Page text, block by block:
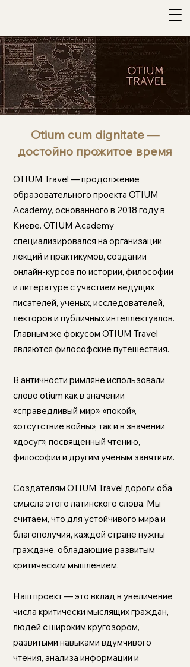
Otium cum dignitate —
достойно прожитое время
OTIUM Travel —продолжение
образовательного проекта OTIUM
Academy, основанного в 2018 году в
Киеве. OTIUM Academy
специализировался на организации
лекций и практикумов, создании
онлайн-курсов по истории, философии
и литературе с участием ведущих
писателей, ученых, исследователей,
лекторов и публичных интеллектуалов.
Главным же фокусом OTIUM Travel
являются философские путешествия.
В античности римляне использовали
слово otium как в значении
«справедливый мир», «покой»,
«отсутствие войны», так и в значении
«досуг», посвященный чтению,
философии и другим ученым занятиям.
Создателям OTIUM Travel дороги оба
смысла этого латинского слова. Мы
считаем, что для устойчивого мира и
благополучия, каждой стране нужны
граждане, обладающие развитым
критическим мышлением.
Наш проект — это вклад в увеличение
числа критически мыслящих граждан,
людей с широким кругозором,
развитыми навыками вдумчивого
чтения, анализа информации и